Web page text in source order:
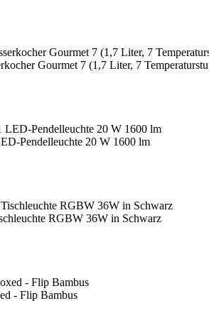
Gourmet 7 (1,7 Liter, 7
Pendelleuchte 20 W 1600 lm
RGBW 36W in Schwarz
- Flip Bambus